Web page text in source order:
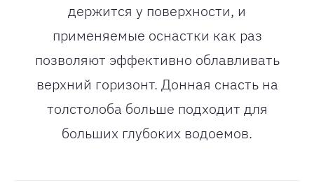
держится у поверхности, и
применяемые оснастки как раз
позволяют эффективно облавливать
верхний горизонт. Донная снасть на
толстолоба больше подходит для
больших глубоких водоемов.